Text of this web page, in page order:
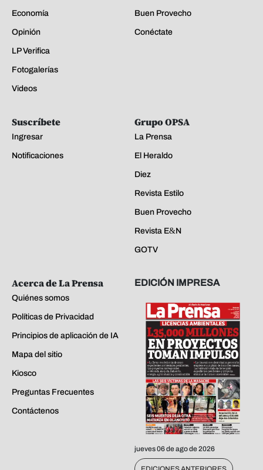
Economía
Opinión
LP Verifica
Fotogalerías
Videos
Buen Provecho
Conéctate
Suscríbete
Ingresar
Notificaciones
Grupo OPSA
La Prensa
El Heraldo
Diez
Revista Estilo
Buen Provecho
Revista E&N
GOTV
Acerca de La Prensa
Quiénes somos
Políticas de Privacidad
Principios de aplicación de IA
Mapa del sitio
Kiosco
Preguntas Frecuentes
Contáctenos
EDICIÓN IMPRESA
jueves 06 de ago de 2026